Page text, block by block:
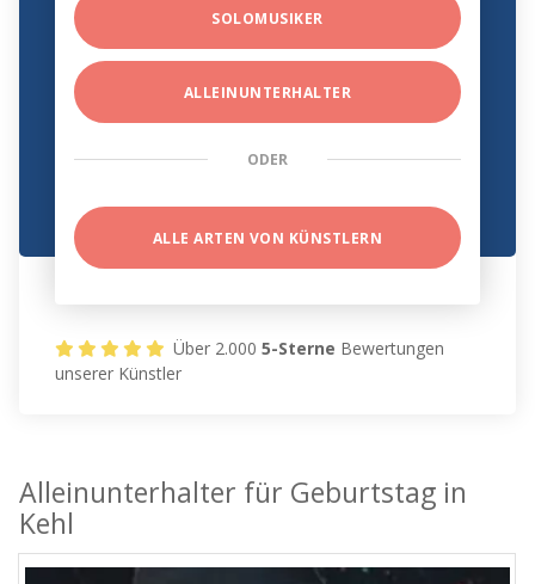
SOLOMUSIKER
ALLEINUNTERHALTER
ODER
ALLE ARTEN VON KÜNSTLERN
Über 2.0005-Sterne Bewertungen
unserer Künstler
Alleinunterhalter für Geburtstag in
Kehl